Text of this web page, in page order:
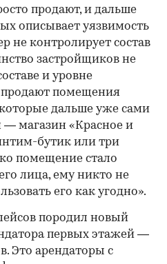
продают, и дальше
описывает уязвимость
не контролирует состав
застройщиков не
и уровне
продают помещения
дальше уже сами
— магазин «Красное и
бутик или три
помещение стало
лица, ему никто не
его как угодно».
породил новый
первых этажей —
Это арендаторы с